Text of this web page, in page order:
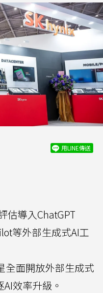
用LINE傳送
估導入ChatGPT
等外部生成式AI工
全面開放外部生成式
效率升級。